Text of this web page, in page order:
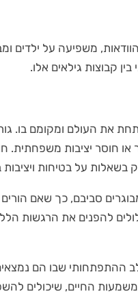
משפיעה על ילדים
קבוצות גילאים אלו.
את העולם ומקומם בו.
חוסר יציבות משפחתית.
בשאלות על בטיחות ויציבות
סביבם, כך שאם
להפנים את הרגשות
ההתפתחותי שבו הם
החיים, שיכולים